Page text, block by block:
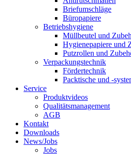
Briefumschläge
Büropapiere
Betriebshygiene
Müllbeutel und
Hygienepapiere und
Putzrollen und
Verpackungstechnik
Fördertechnik
Packtische und -
Service
Produktvideos
Qualitätsmanagement
AGB
Kontakt
Downloads
News/Jobs
Jobs